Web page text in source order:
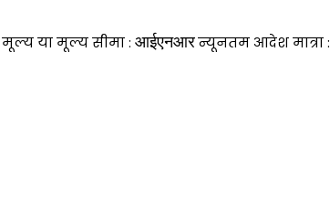
मूल्य या मूल्य सीमा : आईएनआरन्यूनतम आदेश मात्रा :